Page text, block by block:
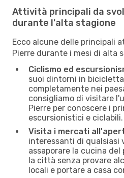
Attività principali da
durante l'alta stagione
Ecco alcune delle principali
Pierre durante i mesi di alta
Ciclismo ed
suoi dintorni in
completamente nei
consigliamo di visitare
Pierre per conoscere i
escursionistici e ciclabili.
Visita i mercati
interessanti di qualsiasi
assaporare la cucina
la città senza provare
locali e portare a casa